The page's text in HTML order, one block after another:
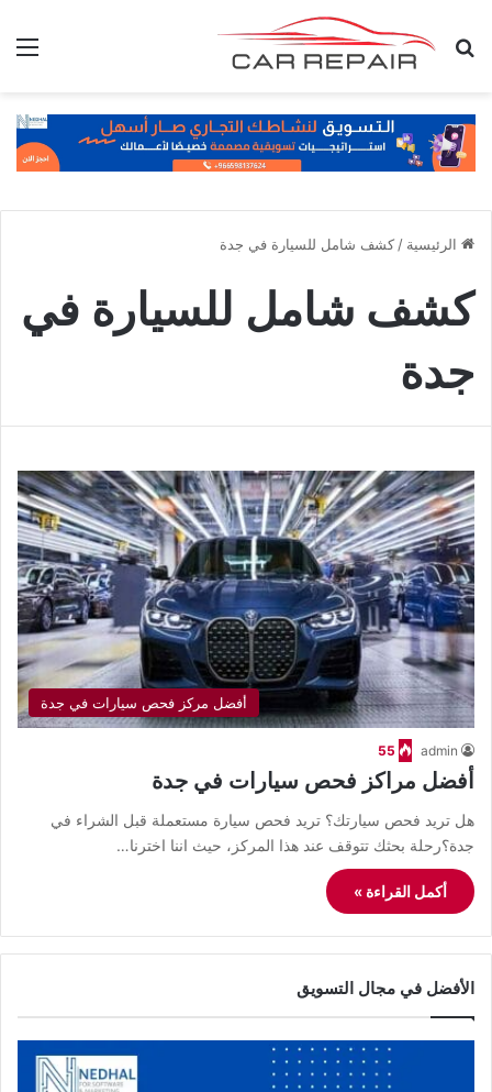
بحث عن
الرئيسية / كشف شامل للسيارة في جدة
كشف شامل للسيارة في
جدة
أفضل مركز فحص سيارات في جدة
admin
55
أفضل مراكز فحص سيارات في جدة
هل تريد فحص سيارتك؟ تريد فحص سيارة مستعملة قبل الشراء في
جدة؟رحلة بحثك تتوقف عند هذا المركز، حيث اننا اخترنا…
أكمل القراءة »
الأفضل في مجال التسويق